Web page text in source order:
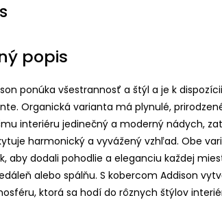
popis
ponúka všestrannosť a štýl a je k
Organická varianta má plynulé,
interiéru jedinečný a moderný nádych,
harmonický a vyvážený vzhľad. Obe
aby dodali pohodlie a eleganciu každej
alebo spálňu. S kobercom Addison
ktorá sa hodí do rôznych štýlov